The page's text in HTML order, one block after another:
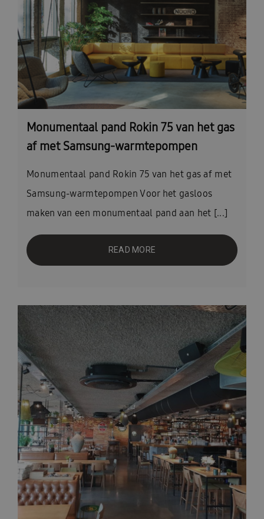
Monumentaal pand Rokin 75 van het gas
af met Samsung-warmtepompen
Monumentaal pand Rokin 75 van het gas af met
Samsung-warmtepompen Voor het gasloos
maken van een monumentaal pand aan het [...]
READ MORE